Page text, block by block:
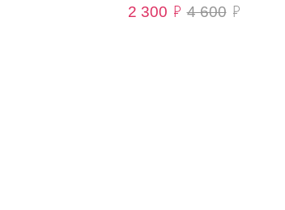
2 300 4 600